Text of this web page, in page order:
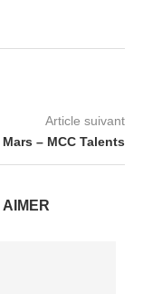
Article suivant
– MCC Talents